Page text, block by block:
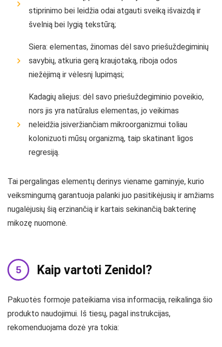
stiprinimo bei leidžia odai atgauti sveiką išvaizdą ir
švelnią bei lygią tekstūrą;
Siera: elementas, žinomas dėl savo priešuždegiminių
savybių, atkuria gerą kraujotaką, riboja odos
niežėjimą ir vėlesnį lupimąsi;
Kadagių aliejus: dėl savo priešuždegiminio poveikio,
nors jis yra natūralus elementas, jo veikimas
neleidžia įsiveržiančiam mikroorganizmui toliau
kolonizuoti mūsų organizmą, taip skatinant ligos
regresiją.
Tai pergalingas elementų derinys viename gaminyje, kurio
veiksmingumą garantuoja palanki juo pasitikėjusių ir amžiams
nugalėjusių šią erzinančią ir kartais sekinančią bakterinę
mikozę nuomonė.
Kaip vartoti Zenidol?
Pakuotės formoje pateikiama visa informacija, reikalinga šio
produkto naudojimui. Iš tiesų, pagal instrukcijas,
rekomenduojama dozė yra tokia: